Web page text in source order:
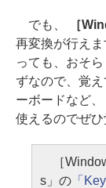
でも、 ［
再変換が行え
っても、おそ
ずなので、覚
ーボードなど
使えるのでぜひ
［
s」の 「